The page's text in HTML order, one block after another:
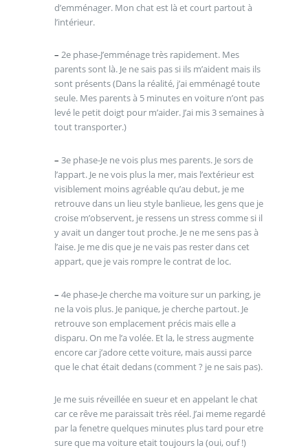
d’emménager. Mon chat est là et court partout à
l’intérieur.
– 2e phase-J’emménage très rapidement. Mes
parents sont là. Je ne sais pas si ils m’aident mais ils
sont présents (Dans la réalité, j’ai emménagé toute
seule. Mes parents à 5 minutes en voiture n’ont pas
levé le petit doigt pour m’aider. J’ai mis 3 semaines à
tout transporter.)
– 3e phase-Je ne vois plus mes parents. Je sors de
l’appart. Je ne vois plus la mer, mais l’extérieur est
visiblement moins agréable qu’au debut, je me
retrouve dans un lieu style banlieue, les gens que je
croise m’observent, je ressens un stress comme si il
y avait un danger tout proche. Je ne me sens pas à
l’aise. Je me dis que je ne vais pas rester dans cet
appart, que je vais rompre le contrat de loc.
– 4e phase-Je cherche ma voiture sur un parking, je
ne la vois plus. Je panique, je cherche partout. Je
retrouve son emplacement précis mais elle a
disparu. On me l’a volée. Et la, le stress augmente
encore car j’adore cette voiture, mais aussi parce
que le chat était dedans (comment ? je ne sais pas).
Je me suis réveillée en sueur et en appelant le chat
car ce rêve me paraissait très réel. J’ai meme regardé
par la fenetre quelques minutes plus tard pour etre
sure que ma voiture etait toujours la (oui, ouf !)